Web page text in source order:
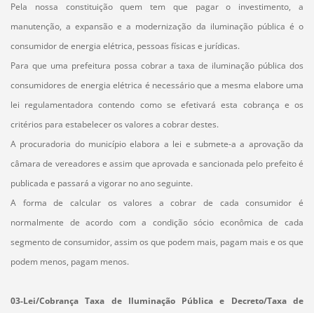
Pela nossa constituição quem tem que pagar o investimento, a
manutenção, a expansão e a modernização da iluminação pública é o
consumidor de energia elétrica, pessoas físicas e jurídicas.
Para que uma prefeitura possa cobrar a taxa de iluminação pública dos
consumidores de energia elétrica é necessário que a mesma elabore uma
lei regulamentadora contendo como se efetivará esta cobrança e os
critérios para estabelecer os valores a cobrar destes.
A procuradoria do município elabora a lei e submete-a a aprovação da
câmara de vereadores e assim que aprovada e sancionada pelo prefeito é
publicada e passará a vigorar no ano seguinte.
A forma de calcular os valores a cobrar de cada consumidor é
normalmente de acordo com a condição sócio econômica de cada
segmento de consumidor, assim os que podem mais, pagam mais e os que
podem menos, pagam menos.
03-Lei/Cobrança Taxa de Iluminação Pública e Decreto/Taxa de